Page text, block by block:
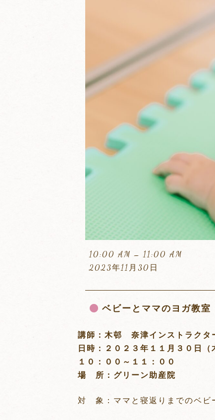
１
１
月
ビ
と
マ
の
ヨ
10:00 AM – 11:00 AM
2023年11月30日
ベビーとママのヨガ教室
講師：木邨 奈津インストラク
日時：２０２３年１１ 月３０日
１０：００～１１：００
場 所：グリーン助産院
対 象：ママと寝返りまでのベビ